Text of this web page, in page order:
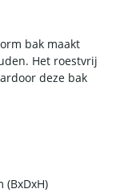
bak maakt
Het roestvrij
deze bak
gastronorm
(BxDxH)